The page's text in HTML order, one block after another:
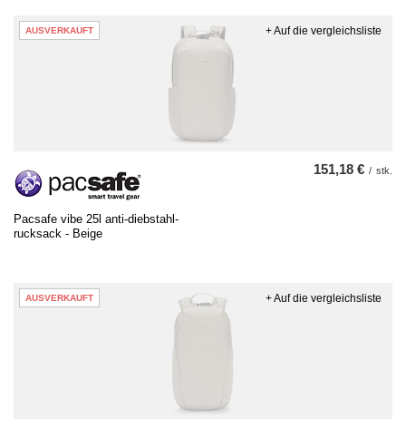
AUSVERKAUFT
Pacsafe vibe 25l anti-diebstahl-
rucksack - Beige
151,18 € / stk.
+ Auf die vergleichsliste
AUSVERKAUFT + Auf die vergleichsliste